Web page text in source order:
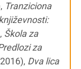
Tranziciona
Škola za
za
Dva lica